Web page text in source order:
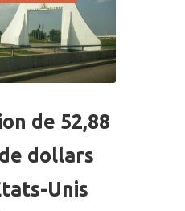
de 52,88
dollars
Unis